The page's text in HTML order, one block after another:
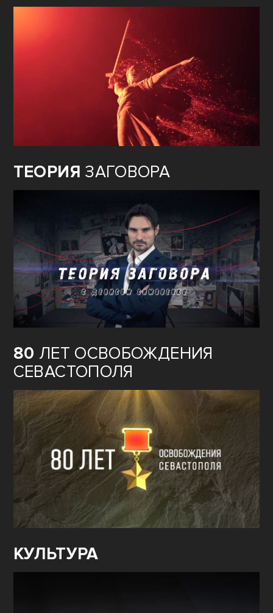
ТЕОРИЯ ЗАГОВОРА
80 ЛЕТ ОСВОБОЖДЕНИЯ
СЕВАСТОПОЛЯ
КУЛЬТУРА